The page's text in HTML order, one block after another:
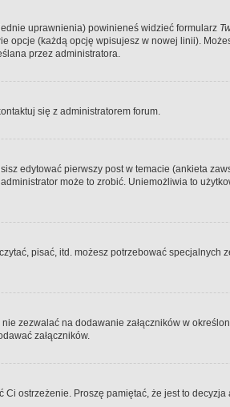
uprawnienia) powinieneś widzieć formularz
(każdą opcję wpisujesz w nowej linii).
przez administratora.
się z administratorem forum.
edytować pierwszy post w temacie (ankieta
może to zrobić. Uniemożliwia to
pisać, itd. możesz potrzebować
zezwalać na dodawanie załączników w
załączników.
ostrzeżenie. Proszę pamiętać, że jest to